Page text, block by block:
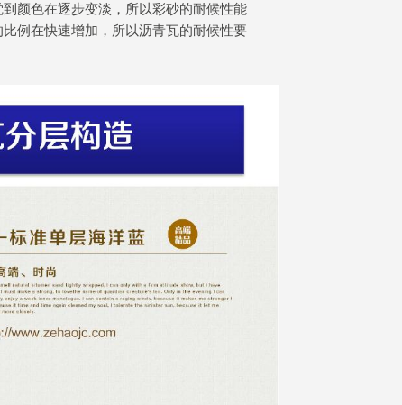
颜色在逐步变淡，所以彩砂的耐候性能
例在快速增加，所以沥青瓦的耐候性要